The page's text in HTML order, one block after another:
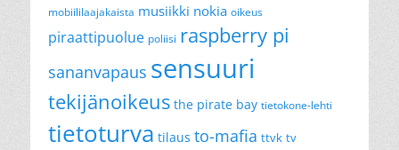
mobiililaajakaista musiikki nokia oikeus
piraattipuolue poliisi raspberry pi
sananvapaus sensuuri
tekijänoikeus the pirate bay tietokone-lehti
tietoturva tilaus to-mafia ttvk tv